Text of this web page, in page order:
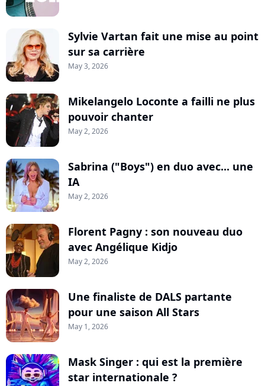
Sylvie Vartan fait une mise au point
sur sa carrière
May 3, 2026
Mikelangelo Loconte a failli ne plus
pouvoir chanter
May 2, 2026
Sabrina ("Boys") en duo avec... une
IA
May 2, 2026
Florent Pagny : son nouveau duo
avec Angélique Kidjo
May 2, 2026
Une finaliste de DALS partante
pour une saison All Stars
May 1, 2026
Mask Singer : qui est la première
star internationale ?